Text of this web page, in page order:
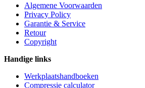
Algemene Voorwaarden
Privacy Policy
Garantie & Service
Retour
Copyright
Handige links
Werkplaatshandboeken
Compressie calculator